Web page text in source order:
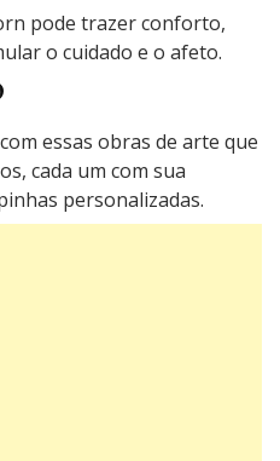
pode trazer conforto,
o cuidado e o afeto.
essas obras de arte que
cada um com sua
personalizadas.